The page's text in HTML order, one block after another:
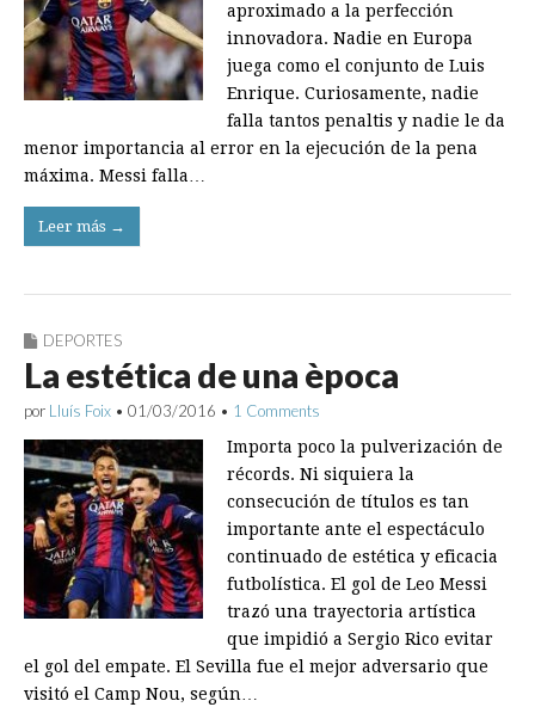
aproximado a la perfección
innovadora. Nadie en Europa
juega como el conjunto de Luis
Enrique. Curiosamente, nadie
falla tantos penaltis y nadie le da
menor importancia al error en la ejecución de la pena
máxima. Messi falla…
Leer más →
DEPORTES
La estética de una època
por Lluís Foix • 01/03/2016 • 1 Comments
Importa poco la pulverización de
récords. Ni siquiera la
consecución de títulos es tan
importante ante el espectáculo
continuado de estética y eficacia
futbolística. El gol de Leo Messi
trazó una trayectoria artística
que impidió a Sergio Rico evitar
el gol del empate. El Sevilla fue el mejor adversario que
visitó el Camp Nou, según…